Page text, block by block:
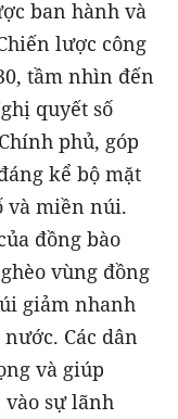
ban hành và
lược công
tầm nhìn đến
quyết số
phủ, góp
kể bộ mặt
và miền núi.
đồng bào
vùng đồng
giảm nhanh
Các dân
và giúp
sự lãnh